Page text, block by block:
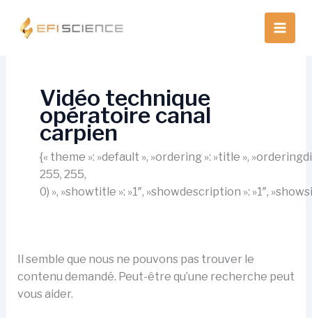
contenu
Vidéo technique
opératoire canal
carpien
{« theme »: »default », »ordering »: »title »,
255, 255,
0) », »showtitle »: »1″, »showdescription »: »1″,
Il semble que nous ne pouvons pas trouver le
contenu demandé. Peut-être qu’une recherche peut
vous aider.